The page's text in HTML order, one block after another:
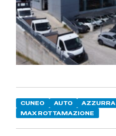
CUNEO AUTO AZZURRA
MAX ROTTAMAZIONE